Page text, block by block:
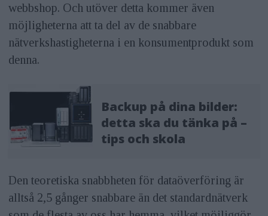
webbshop. Och utöver detta kommer även
möjligheterna att ta del av de snabbare
nätverkshastigheterna i en konsumentprodukt som
denna.
Backup på dina bilder:
detta ska du tänka på –
tips och skola
Den teoretiska snabbheten för dataöverföring är
alltså 2,5 gånger snabbare än det standardnätverk